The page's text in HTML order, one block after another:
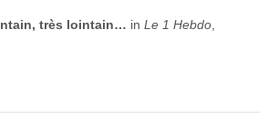
très lointain… in Le 1 Hebdo